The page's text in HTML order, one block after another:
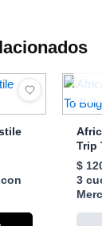
Trip
$
3